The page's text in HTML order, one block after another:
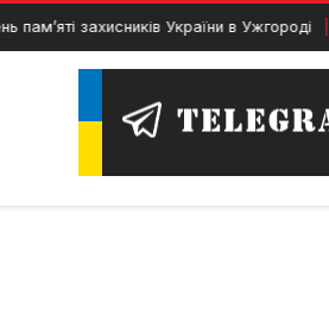
захисників України в Ужгороді 27